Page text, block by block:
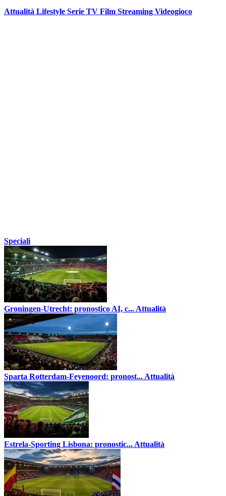
Attualità Lifestyle Serie TV Film Streaming Videogioco
Speciali
Groningen-Utrecht: pronostico AI, c... Attualità
Sparta Rotterdam-Feyenoord: pronost... Attualità
Estrela-Sporting Lisbona: pronostic... Attualità